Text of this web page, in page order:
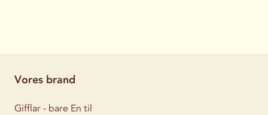
Vores brand
Gifflar - bare En til